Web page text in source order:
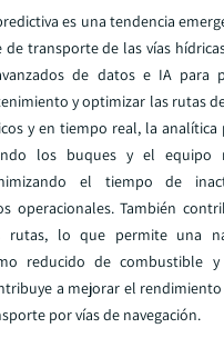
es una tendencia
transporte de las vías
de datos e IA para
y optimizar las rutas
y en tiempo real, la analítica
los buques y el equipo
el tiempo de
operacionales. También
rutas, lo que permite una
reducido de combustible y
a mejorar el rendimiento
por vías de navegación.